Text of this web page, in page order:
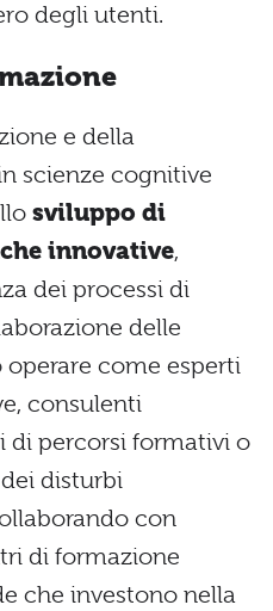
degli utenti.
e della
scienze cognitive
sviluppo di
innovative,
dei processi di
delle
come esperti
consulenti
di percorsi formativi o
disturbi
con
di formazione
che investono nella